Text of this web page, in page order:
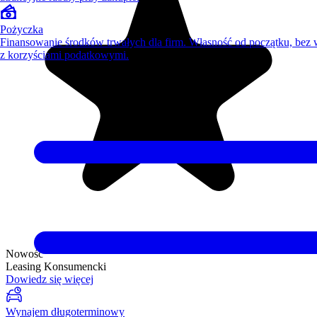
Nowość
Leasing Konsumencki
Dowiedz się więcej
Wynajem długoterminowy
Pożyczka
Finansowanie środków trwałych dla firm. Własność od początku, bez
z korzyściami podatkowymi.